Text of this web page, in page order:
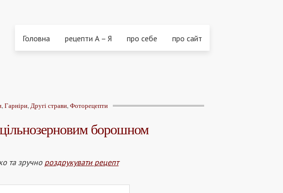
Головна рецепти А – Я про себе про сайт
,Гарніри,Другі страви,Фоторецепти
борошном
та зручно роздрукувати рецепт